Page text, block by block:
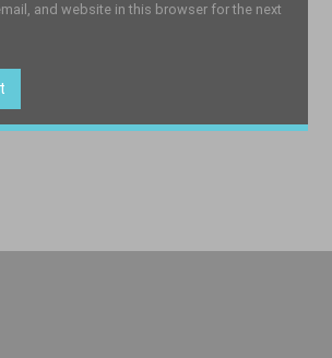
and website in this browser for the next